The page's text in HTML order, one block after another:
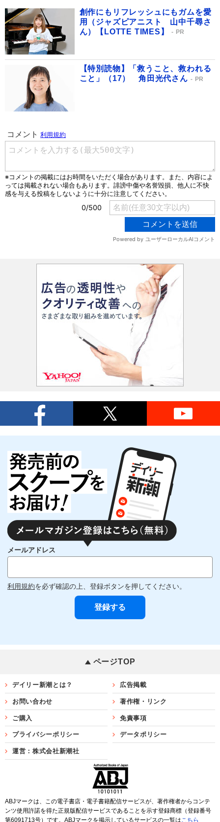
創作にもリフレッシュにもガムを愛
用（ジャズピアニスト 山中千尋さ
ん）【LOTTE TIMES】
PR
【特別読物】「救うこと、救われる
こと」（17） 角田光代さん
PR
メールアドレス
利用規約を必ず確認の上、登録ボタンを押してください。
ページTOP
デイリー新潮とは？ 広告掲載
お問い合わせ 著作権・リンク
ご購入 免責事項
プライバシーポリシー データポリシー
運営：株式会社新潮社
ABJマークは、この電子書店・電子書籍配信サービスが、著作権者からコンテ
ンツ使用許諾を得た正規版配信サービスであることを示す登録商標（登録番号
第6091713号）です。ABJマークを掲示しているサービスの一覧はこちら